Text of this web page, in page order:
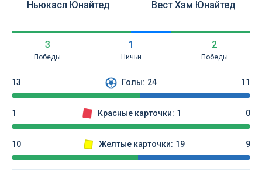
Ньюкасл Юнайтед
3
Победы
1
Ничьи
2
Победы
Вест Хэм Юнайтед
13 Голы: 24 11
1 Красные карточки: 1 0
10 Желтые карточки: 19 9